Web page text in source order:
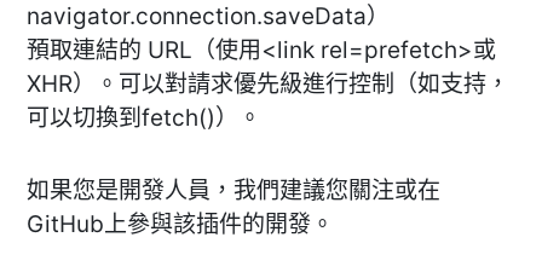
navigator.connection.saveData）
預取連結的 URL（使用<link rel=prefetch>或
XHR）。可以對請求優先級進行控制（如支持，
可以切換到fetch()）。
如果您是開發人員，我們建議您關注或在
GitHub上參與該插件的開發。